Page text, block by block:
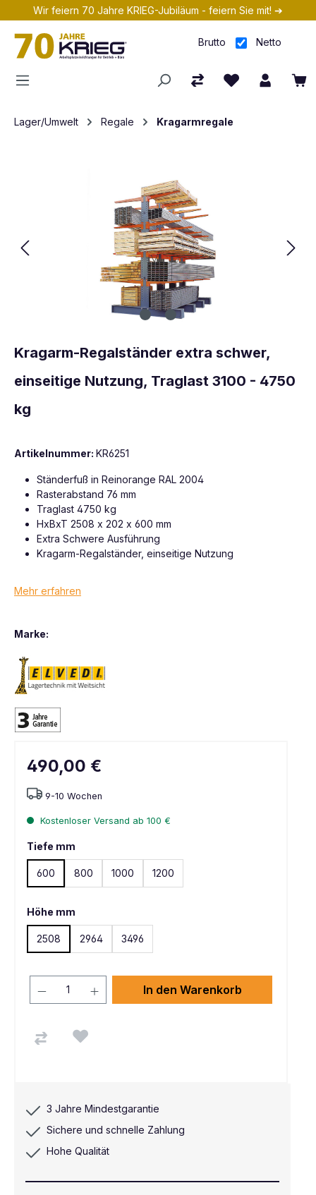
Zum Hauptinhalt springen
Wir feiern 70 Jahre KRIEG-Jubiläum - feiern Sie mit! ➔
Brutto Netto
Lager/Umwelt Regale Kragarmregale
Kragarm-Regalständer extra schwer,
einseitige Nutzung, Traglast 3100 - 4750
kg
Artikelnummer: KR6251
Ständerfuß in Reinorange RAL 2004
Rasterabstand 76 mm
Traglast 4750 kg
HxBxT 2508 x 202 x 600 mm
Extra Schwere Ausführung
Kragarm-Regalständer, einseitige Nutzung
Mehr erfahren
Marke:
490,00 €
9-10 Wochen
Kostenloser Versand ab 100 €
Tiefe mm
600 800 1000 1200
Höhe mm
2508 2964 3496
In den Warenkorb
3 Jahre Mindestgarantie
Sichere und schnelle Zahlung
Hohe Qualität